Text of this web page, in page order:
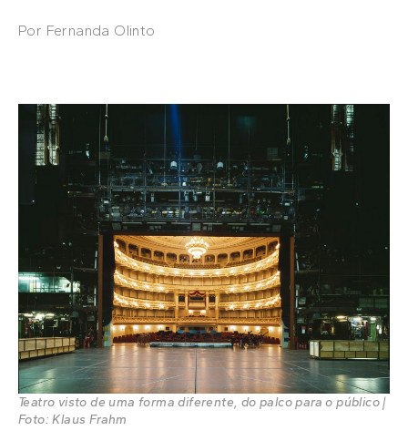
Por Fernanda Olinto
Teatro visto de uma forma diferente, do palco para o público |
Foto: Klaus Frahm